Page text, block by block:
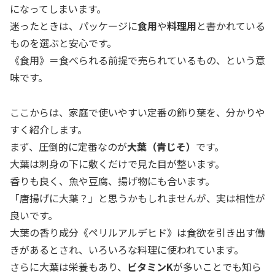
になってしまいます。
迷ったときは、パッケージに食用や料理用と書かれている
ものを選ぶと安心です。
《食用》＝食べられる前提で売られているもの、という意
味です。
ここからは、家庭で使いやすい定番の飾り葉を、分かりや
すく紹介します。
まず、圧倒的に定番なのが大葉（青じそ） です。
大葉は刺身の下に敷くだけで見た目が整います。
香りも良く、魚や豆腐、揚げ物にも合います。
「唐揚げに大葉？」と思うかもしれませんが、実は相性が
良いです。
大葉の香り成分《ペリルアルデヒド》は食欲を引き出す働
きがあるとされ、いろいろな料理に使われています。
さらに大葉は栄養もあり、 ビタミンKが多いことでも知ら